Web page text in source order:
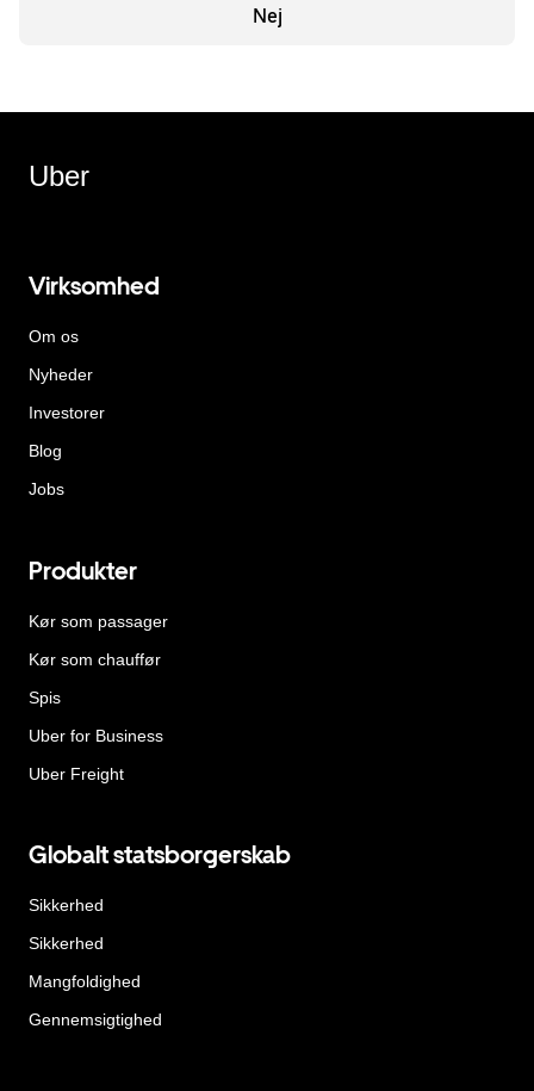
Nej
Uber
Virksomhed
Om os
Nyheder
Investorer
Blog
Jobs
Produkter
Kør som passager
Kør som chauffør
Spis
Uber for Business
Uber Freight
Globalt statsborgerskab
Sikkerhed
Sikkerhed
Mangfoldighed
Gennemsigtighed